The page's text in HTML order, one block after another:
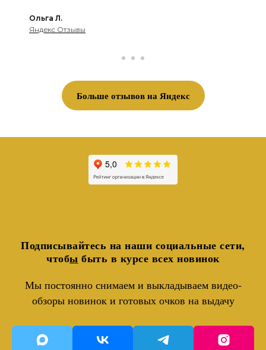
Ольга Л.
Яндекс Отзывы
Больше отзывов на Яндекс
Подписывайтесь на наши социальные сети,
чтобы быть в курсе всех новинок
Мы постоянно снимаем и выкладываем видео-
обзоры новинок и готовых очков на выдачу